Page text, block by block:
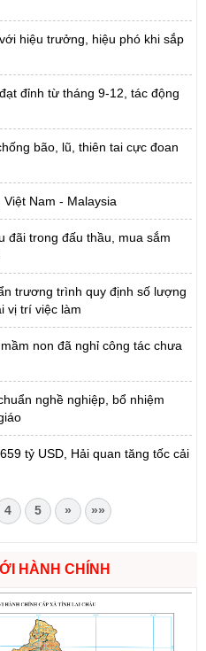
hiệu trưởng, hiệu phó khi sắp
đỉnh từ tháng 9-12, tác động
bão, lũ, thiên tai cực đoan
Nam - Malaysia
đãi trong đấu thầu, mua sắm
trương trình quy định số lượng
vị trí việc làm
non đã nghỉ công tác chưa
nghề nghiệp, bổ nhiệm
tỷ USD, Hải quan tăng tốc cải
4 5 » »»
HÀNH CHÍNH